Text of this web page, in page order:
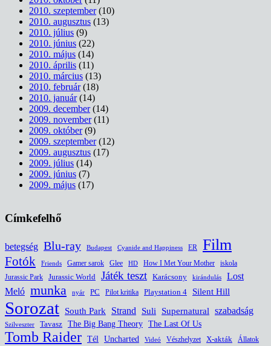
2010. szeptember(10)
2010. augusztus (13)
2010. július (9)
2010. június (22)
2010. május (14)
2010. április (11)
2010. március (13)
2010. február(18)
2010. január(14)
2009. december(14)
2009. november(11)
2009. október(9)
2009. szeptember(12)
2009. augusztus (17)
2009. július (14)
2009. június (7)
2009. május (17)
Címkefelhő
betegség Blu-ray Budapest Cyanide and Happiness ER Film
Fotók Friends Gamer sarok Glee HD How I Met Your Mother
iskola
Jurassic Park
Jurassic World Játék teszt Karácsony kirándulás Lost
Meló munka nyár PC Pilot kritika Playstation 4 Silent Hill
Sorozat South Park Strand Suli Supernatural szabadság
Szilveszter Tavasz The Big Bang Theory The Last Of Us
Tomb Raider Tél Uncharted Videó Vészhelyzet X-akták Állatok